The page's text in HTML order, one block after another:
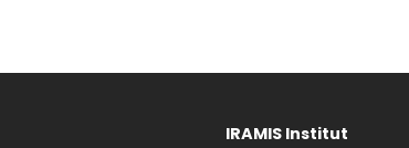
IRAMIS Institut